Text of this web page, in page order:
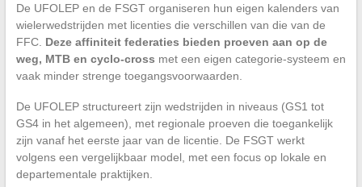
De UFOLEP en de FSGT organiseren hun eigen kalenders van
wielerwedstrijden met licenties die verschillen van die van de
FFC. Deze affiniteit federaties bieden proeven aan op de
weg, MTB en cyclo-cross met een eigen categorie-systeem en
vaak minder strenge toegangsvoorwaarden.
De UFOLEP structureert zijn wedstrijden in niveaus (GS1 tot
GS4 in het algemeen), met regionale proeven die toegankelijk
zijn vanaf het eerste jaar van de licentie. De FSGT werkt
volgens een vergelijkbaar model, met een focus op lokale en
departementale praktijken.